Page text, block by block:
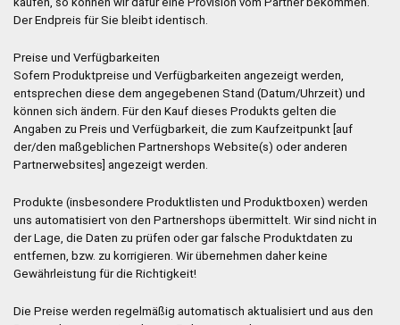
Der Endpreis für Sie bleibt identisch.
Preise und Verfügbarkeiten
Sofern Produktpreise und Verfügbarkeiten angezeigt werden,
entsprechen diese dem angegebenen Stand (Datum/Uhrzeit) und
können sich ändern. Für den Kauf dieses Produkts gelten die
Angaben zu Preis und Verfügbarkeit, die zum Kaufzeitpunkt [auf
der/den maßgeblichen Partnershops Website(s) oder anderen
Partnerwebsites] angezeigt werden.
Produkte (insbesondere Produktlisten und Produktboxen) werden
uns automatisiert von den Partnershops übermittelt. Wir sind nicht in
der Lage, die Daten zu prüfen oder gar falsche Produktdaten zu
entfernen, bzw. zu korrigieren. Wir übernehmen daher keine
Gewährleistung für die Richtigkeit!
Die Preise werden regelmäßig automatisch aktualisiert und aus den